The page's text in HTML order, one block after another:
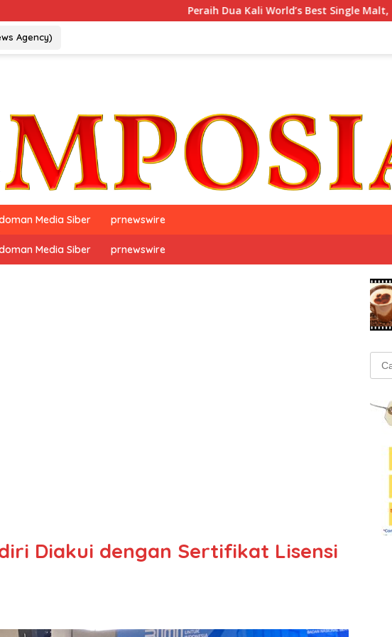
Peraih Dua Kali World’s Best Single Malt, The
Agency)
Media Siber prnewswire
Media Siber prnewswire
Diakui dengan Sertifikat Lisensi